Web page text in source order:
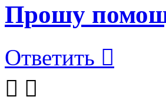
Прошу
Ответить